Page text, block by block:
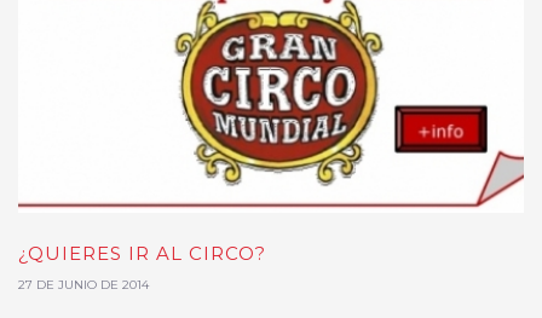
¿QUIERES IR AL CIRCO?
27 DE JUNIO DE 2014